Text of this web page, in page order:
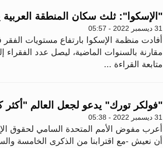
"الإسكوا": ثلث سكان المنطقة
31 ديسمبر 2022 - 05:57
مقارنة بالسنوات الماضية، ليصل عدد الفقراء
متابعة القراءة ...
"فولكر تورك" يدعو لجعل العالم "أكثر
31 ديسمبر 2022 - 05:38
أعرب مفوض الأمم المتحدة السامي لحقوق
أن نعيش -مع اقترابنا من الذكرى الخامسة